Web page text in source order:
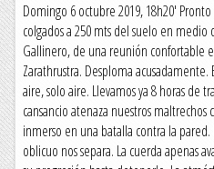
Domingo 6 octubre 2019, 18h20' Pronto
colgados a 250 mts del suelo en
Gallinero, de una reunión confortable
Zarathrustra. Desploma acusadamente.
aire, solo aire. Llevamos ya 8 horas de
cansancio atenaza nuestros maltrechos
inmerso en una batalla contra la
oblicuo nos separa. La cuerda apenas